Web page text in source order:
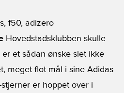
Hovedstadsklubben skulle
et sådan ønske slet ikke
meget flot mål i sine Adidas
er hoppet over i